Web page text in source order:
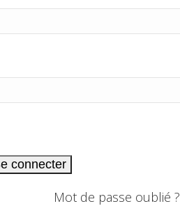
connecter
Mot de passe oublié ?